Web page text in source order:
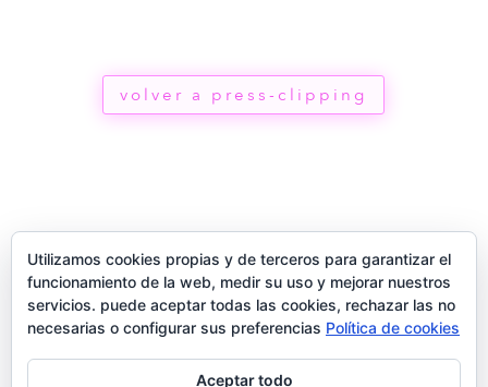
volver a press-clipping
Utilizamos cookies propias y de terceros para garantizar el
funcionamiento de la web, medir su uso y mejorar nuestros
servicios. puede aceptar todas las cookies, rechazar las no
necesarias o configurar sus preferencias Política de cookies
Aceptar todo